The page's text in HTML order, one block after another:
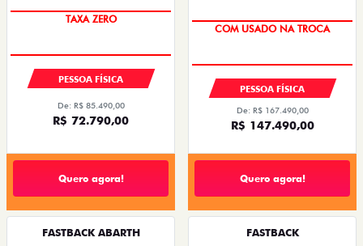
TAXA ZERO
PESSOA FÍSICA
De: R$ 85.490,00
R$ 72.790,00
Quero agora!
COM USADO NA TROCA
PESSOA FÍSICA
De: R$ 167.490,00
R$ 147.490,00
Quero agora!
FASTBACK ABARTH FASTBACK